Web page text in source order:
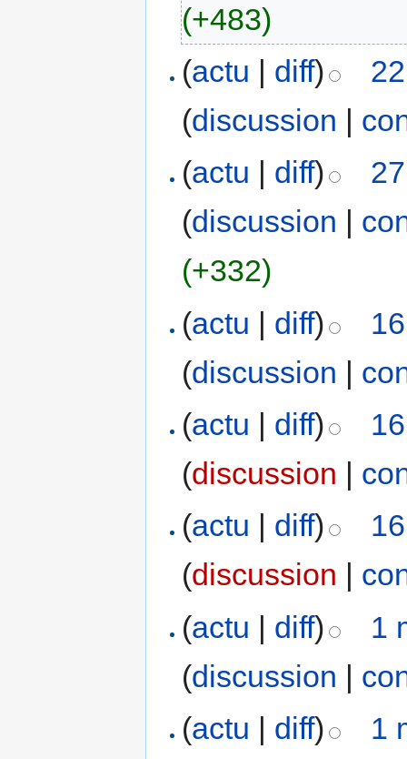
(+483)
(actu | diff)
(discussion |
(actu | diff)
(discussion |
(+332)
(actu | diff)
(discussion |
(actu | diff)
(discussion |
(actu diff)
(discussion
(actu | diff)
1
(discussion |
(actu | diff)
1